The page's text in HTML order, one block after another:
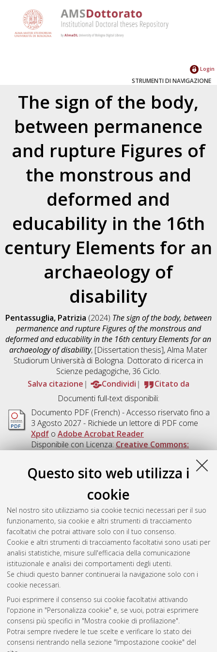
Questo sito web utilizza i
cookie
Nel nostro sito utilizziamo sia cookie tecnici necessari per il suo
funzionamento, sia cookie e altri strumenti di tracciamento
facoltativi che potrai attivare solo con il tuo consenso.
Cookie e altri strumenti di tracciamento facoltativi sono usati per
analisi statistiche, misure sull'efficacia della comunicazione
istituzionale e analisi dei comportamenti degli utenti.
Se chiudi questo banner continuerai la navigazione solo con i
cookie necessari.
Puoi esprimere il consenso sui cookie facoltativi attivando
l'opzione in "Personalizza cookie" e, se vuoi, potrai esprimere
consensi più specifici in "Mostra cookie di profilazione".
Potrai sempre rivedere le tue scelte e verificare lo stato dei
consensi rientrando nella sezione "Impostazione cookie" del
Login
STRUMENTI DI NAVIGAZIONE
The sign of the body,
between permanence
and rupture Figures of
the monstrous and
deformed and
educability in the 16th
century Elements for an
archaeology of
disability
Pentassuglia, Patrizia (2024) The sign of the body, between
permanence and rupture Figures of the monstrous and
deformed and educability in the 16th century Elements for an
archaeology of disability, [Dissertation thesis], Alma Mater
Studiorum Università di Bologna. Dottorato di ricerca in
Scienze pedagogiche, 36 Ciclo.
Salva citazione
Condividi
Citato da
Documenti full-text disponibili:
Documento PDF(French) - Accesso riservato fino a
3 Agosto 2027 - Richiede un lettore di PDF come
Xpdfo Adobe Acrobat Reader
Disponibile con Licenza:Creative Commons:
Derivate 4.0 (CC BY-NC-ND 4.0)
Download (8MB)|Contatta l'autore
Abstract
Altri metadati
Gestione del documento:
Atom
Rss 1.0
Rss 2.0